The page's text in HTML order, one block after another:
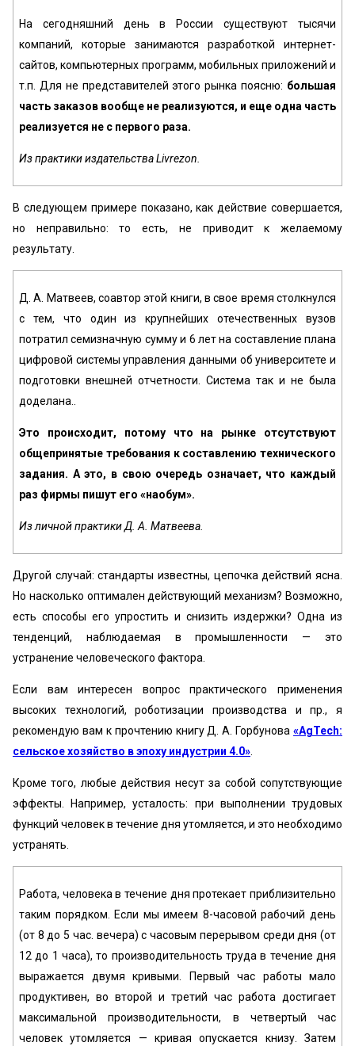
На сегодняшний день в России существуют тысячи
компаний, которые занимаются разработкой интернет-
сайтов, компьютерных программ, мобильных приложений и
т.п. Для не представителей этого рынка поясню: большая
часть заказов вообще не реализуются, и еще одна часть
реализуется не с первого раза.
Из практики издательства Livrezon.
В следующем примере показано, как действие совершается,
но неправильно: то есть, не приводит к желаемому
результату.
Д. А. Матвеев, соавтор этой книги, в свое время столкнулся
с тем, что один из крупнейших отечественных вузов
потратил семизначную сумму и 6 лет на составление плана
цифровой системы управления данными об университете и
подготовки внешней отчетности. Система так и не была
доделана..
Это происходит, потому что на рынке отсутствуют
общепринятые требования к составлению технического
задания. А это, в свою очередь означает, что каждый
раз фирмы пишут его «наобум».
Из личной практики Д. А. Матвеева.
Другой случай: стандарты известны, цепочка действий ясна.
Но насколько оптимален действующий механизм? Возможно,
есть способы его упростить и снизить издержки? Одна из
тенденций, наблюдаемая в промышленности — это
устранение человеческого фактора.
Если вам интересен вопрос практического применения
высоких технологий, роботизации производства и пр., я
рекомендую вам к прочтению книгу Д. А. Горбунова «AgTech:
сельское хозяйство в эпоху индустрии 4.0»
Кроме того, любые действия несут за собой сопутствующие
эффекты. Например, усталость: при выполнении трудовых
функций человек в течение дня утомляется, и это необходимо
устранять.
Работа, человека в течение дня протекает приблизительно
таким порядком. Если мы имеем 8-часовой рабочий день
(от 8 до 5 час. вечера) с часовым перерывом среди дня (от
12 до 1 часа), то производительность труда в течение дня
выражается двумя кривыми. Первый час работы мало
продуктивен, во второй и третий час работа достигает
максимальной производительности, в четвертый час
человек утомляется — кривая опускается книзу. Затем